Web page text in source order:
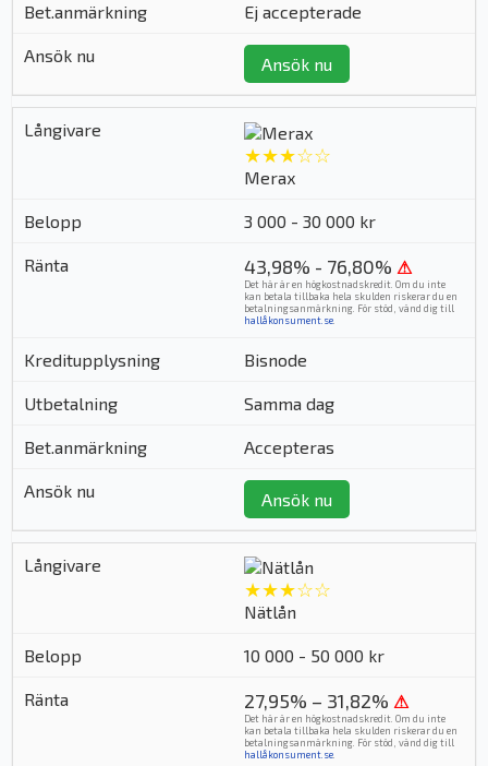
Ej accepterade
Ansök nu
★★★☆☆
Merax
3 000 - 30 000 kr
43,98% - 76,80% ⚠
Det här är en högkostnadskredit. Om du inte
kan betala tillbaka hela skulden riskerar du en
betalningsanmärkning. För stöd, vänd dig till
hallåkonsument.se
Bisnode
Samma dag
Accepteras
Ansök nu
★★★☆☆
Nätlån
10 000 - 50 000 kr
27,95% – 31,82% ⚠
Det här är en högkostnadskredit. Om du inte
kan betala tillbaka hela skulden riskerar du en
betalningsanmärkning. För stöd, vänd dig till
hallåkonsument.se.